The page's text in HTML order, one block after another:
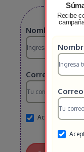
Suscripcion
HS
2025
Nombre:
Correo
Acepto el aviso
Recibe
HS
2025